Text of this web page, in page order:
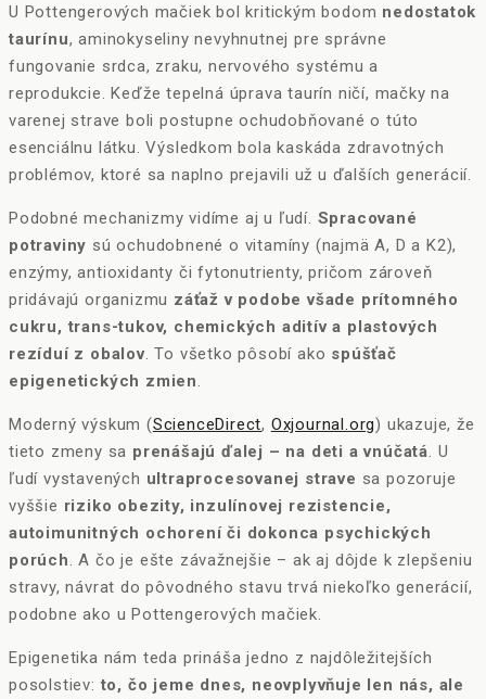
U Pottengerových mačiek bol kritickým bodom nedostatok
taurínu, aminokyseliny nevyhnutnej pre správne
fungovanie srdca, zraku, nervového systému a
reprodukcie. Keďže tepelná úprava taurín ničí, mačky na
varenej strave boli postupne ochudobňované o túto
esenciálnu látku. Výsledkom bola kaskáda zdravotných
problémov, ktoré sa naplno prejavili už u ďalších generácií.
Podobné mechanizmy vidíme aj u ľudí. Spracované
potraviny sú ochudobnené o vitamíny (najmä A, D a K2),
enzýmy, antioxidanty či fytonutrienty, pričom zároveň
pridávajú organizmu záťaž v podobe všade prítomného
cukru, trans-tukov, chemických aditív a plastových
rezíduí z obalov. To všetko pôsobí ako spúšťač
epigenetických zmien.
Moderný výskum (ScienceDirect, Oxjournal.org) ukazuje, že
tieto zmeny sa prenášajú ďalej – na deti a vnúčatá. U
ľudí vystavených ultraprocesovanej strave sa pozoruje
vyššie riziko obezity, inzulínovej rezistencie,
autoimunitných ochorení či dokonca psychických
porúch. A čo je ešte závažnejšie – ak aj dôjde k zlepšeniu
stravy, návrat do pôvodného stavu trvá niekoľko generácií,
podobne ako u Pottengerových mačiek.
Epigenetika nám teda prináša jedno z najdôležitejších
posolstiev: to, čo jeme dnes, neovplyvňuje len nás, ale